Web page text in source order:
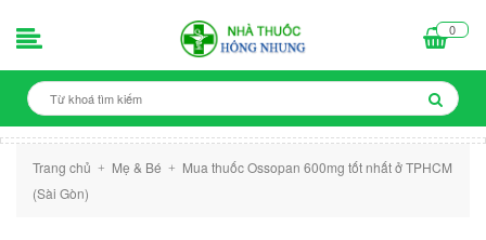
0
Trang chủ + Mẹ & Bé +
Mua thuốc Ossopan 600mg tốt nhất ở TPHCM
(Sài Gòn)